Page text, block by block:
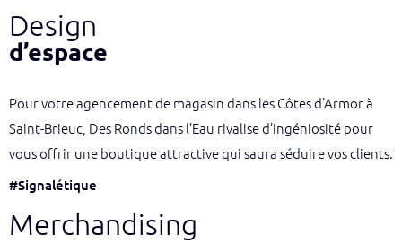
Design
d’espace
Pour votre agencement de magasin dans les Côtes d’Armor à
Saint-Brieuc, Des Ronds dans l’Eau rivalise d’ingéniosité pour
vous offrir une boutique attractive qui saura séduire vos clients.
#Signalétique
Merchandising